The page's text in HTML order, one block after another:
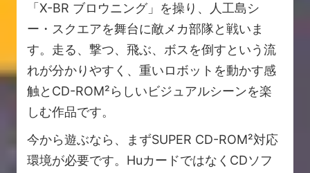
「X-BR ブロウニング」を操り、人工島シ
ー・スクエアを舞台に敵メカ部隊と戦いま
す。走る、撃つ、飛ぶ、ボスを倒すという流
れが分かりやすく、重いロボットを動かす感
触とCD-ROM²らしいビジュアルシーンを楽
しむ作品です。
今から遊ぶなら、まずSUPER CD-ROM²対応
環境が必要です。HuカードではなくCDソフ